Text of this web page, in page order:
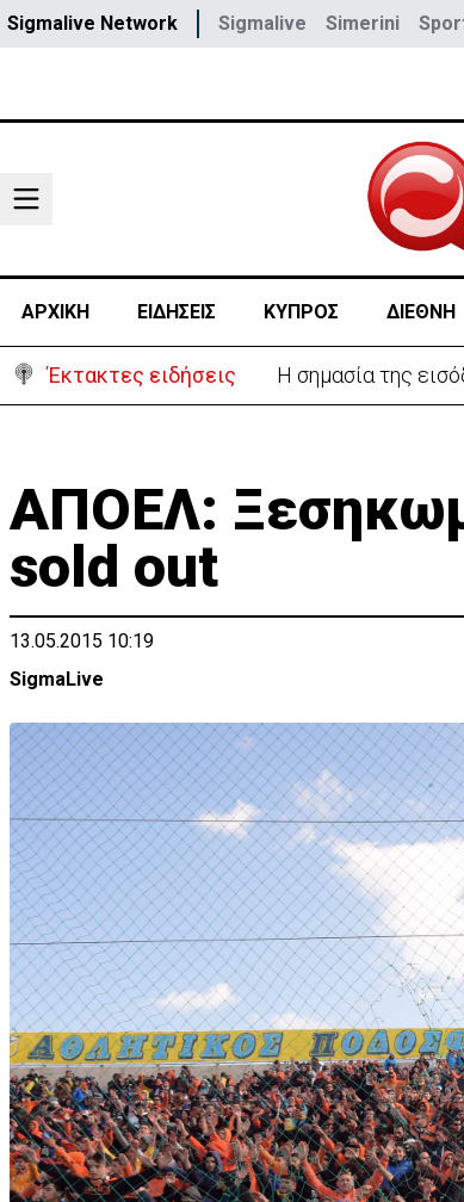
Sigmalive Network Sigmalive Simerini
ΑΡΧΙΚΗ ΕΙΔΗΣΕΙΣ ΚΥΠΡΟΣ ΔΙΕΘΝΗ
Έκτακτες ειδήσεις Κινδύνεψαν
ΑΠΟΕΛ:
sold out
13.05.2015 10:19
SigmaLive